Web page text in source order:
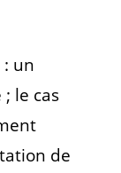
un
le cas
de